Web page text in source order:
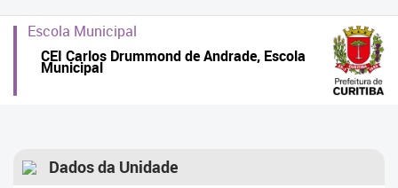
Secretaria
Profissionais da educação
Crianças e estudantes
Contato
Escola Municipal
CEI Carlos Drummond de Andrade, Escola
Municipal
Dados da Unidade